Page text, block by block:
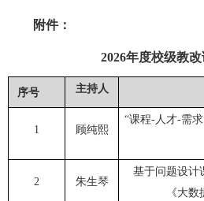
附件：
2026年度校级教
序号 主持人
1 顾纯熙
“课程-人才-需
2 朱生琴
基于问题设
《大